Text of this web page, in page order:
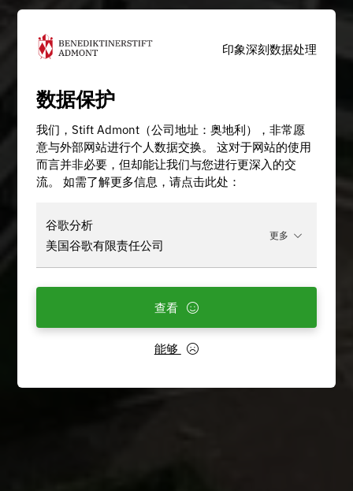
印象深刻数据处理
数据保护
我们，Stift Admont（公司地址：奥地利），非常愿
意与外部网站进行个人数据交换。 这对于网站的使用
而言并非必要，但却能让我们与您进行更深入的交
流。 如需了解更多信息，请点击此处：
谷歌分析
美国谷歌有限责任公司
更多
能够
查看